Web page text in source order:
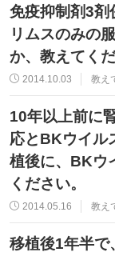
免疫抑制剤3剤
リムスのみの
か、教えてくだ
2014.10.03 教え
10年以上前に
応とBKウイル
植後に、BKウ
ください。
2014.05.16 教え
移植後1年半で